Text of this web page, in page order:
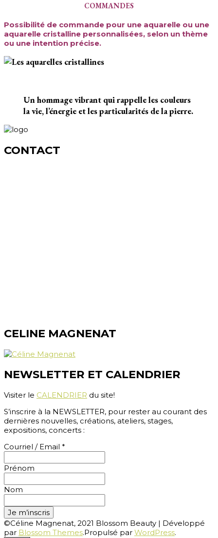
COMMANDES
Possibilité de commande pour une aquarelle ou une
aquarelle cristalline personnalisées, selon un thème
ou une intention précise.
Un hommage vibrant qui rappelle les couleurs
la vie, l’énergie et les particularités de la pierre.
CONTACT
CELINE MAGNENAT
NEWSLETTER ET CALENDRIER
Visiter le CALENDRIER du site!
S’inscrire à la NEWSLETTER, pour rester au courant des
dernières nouvelles, créations, ateliers, stages,
expositions, concerts :
Courriel / Email *
Prénom
Nom
©Céline Magnenat, 2021 Blossom Beauty | Développé
par Blossom Themes.Propulsé par WordPress.